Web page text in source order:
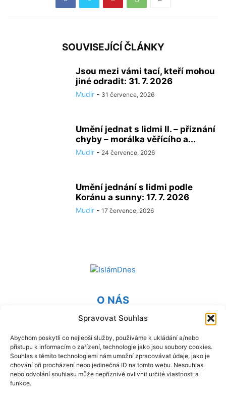
Spravovat Souhlas
Abychom poskytli co nejlepší služby, používáme k ukládání a/nebo
přístupu k informacím o zařízení, technologie jako jsou soubory cookies.
Souhlas s těmito technologiemi nám umožní zpracovávat údaje, jako je
chování při procházení nebo jedinečná ID na tomto webu. Nesouhlas
nebo odvolání souhlasu může nepříznivě ovlivnit určité vlastnosti a
funkce.
SOUVISEJÍCÍ ČLÁNKY
Jsou mezi vámi tací, kteří mohou
jiné odradit: 31. 7. 2026
Mudir - 31 července, 2026
Umění jednat s lidmi II. – přiznání
chyby – morálka věřícího a...
Mudir - 24 července, 2026
Umění jednání s lidmi podle
Koránu a sunny: 17. 7. 2026
Mudir - 17 července, 2026
O NÁS
Provozovatel webu Islámská nadace v Praze. Blatská 1491
198 00 Praha 9 - Kyje
Kontaktujte nás:info@islam.cz